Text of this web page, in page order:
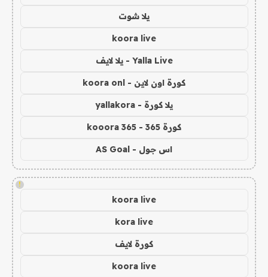
يلا شوت
koora live
Yalla Live - يلا لايف
كورة اون لاين - koora onl
يلا كورة - yallakora
كورة 365 - kooora 365
اس جول - AS Goal
!
koora live
kora live
كورة لايف
koora live